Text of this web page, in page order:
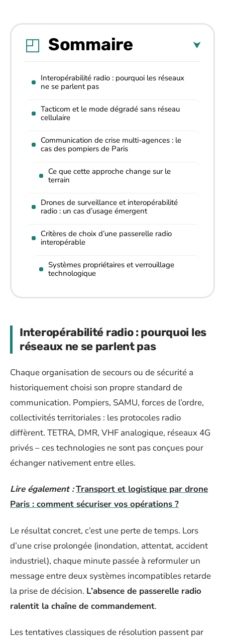
Sommaire
Interopérabilité radio : pourquoi les réseaux
ne se parlent pas
Tacticom et le mode dégradé sans réseau
cellulaire
Communication de crise multi-agences : le
cas des pompiers de Paris
Ce que cette approche change sur le
terrain
Drones de surveillance et interopérabilité
radio : un cas d’usage émergent
Critères de choix d’une passerelle radio
interopérable
Systèmes propriétaires et verrouillage
technologique
Interopérabilité radio : pourquoi les
réseaux ne se parlent pas
Chaque organisation de secours ou de sécurité a
historiquement choisi son propre standard de
communication. Pompiers, SAMU, forces de l’ordre,
collectivités territoriales : les protocoles radio
diffèrent. TETRA, DMR, VHF analogique, réseaux 4G
privés – ces technologies ne sont pas conçues pour
échanger nativement entre elles.
Lire également :Transport et logistique par drone
Paris : comment sécuriser vos opérations ?
Le résultat concret, c’est une perte de temps. Lors
d’une crise prolongée (inondation, attentat, accident
industriel), chaque minute passée à reformuler un
message entre deux systèmes incompatibles retarde
la prise de décision. L’absence de passerelle radio
ralentit la chaîne de commandement.
Les tentatives classiques de résolution passent par